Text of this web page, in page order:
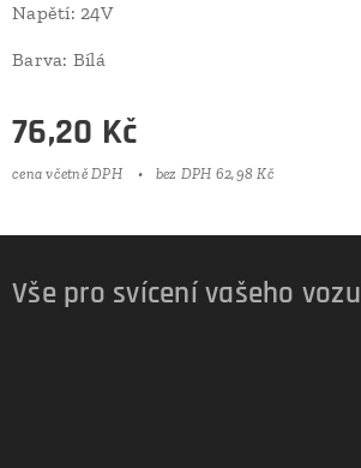
Napětí: 24V
Barva: Bílá
76,20 Kč
cena včetně DPH bez DPH 62,98 Kč
Vše pro svícení vašeho vozu